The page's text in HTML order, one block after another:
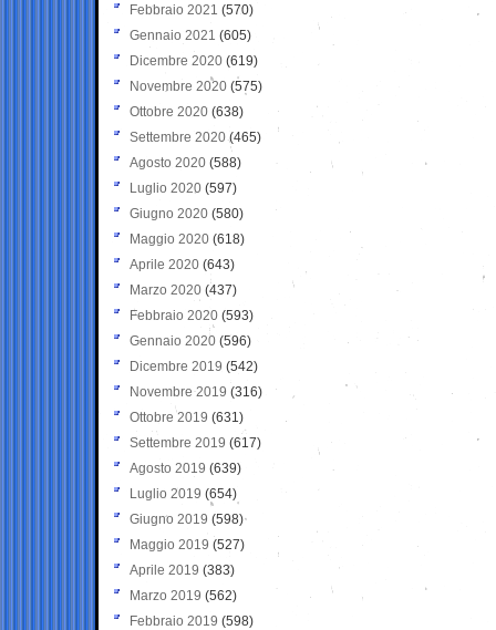
Febbraio 2021 (570)
Gennaio 2021 (605)
Dicembre 2020 (619)
Novembre 2020 (575)
Ottobre 2020 (638)
Settembre 2020(465)
Agosto 2020 (588)
Luglio 2020 (597)
Giugno 2020 (580)
Maggio 2020 (618)
Aprile 2020 (643)
Marzo 2020 (437)
Febbraio 2020 (593)
Gennaio 2020 (596)
Dicembre 2019 (542)
Novembre 2019 (316)
Ottobre 2019 (631)
Settembre 2019 (617)
Agosto 2019 (639)
Luglio 2019 (654)
Giugno 2019 (598)
Maggio 2019 (527)
Aprile 2019 (383)
Marzo 2019 (562)
Febbraio 2019 (598)